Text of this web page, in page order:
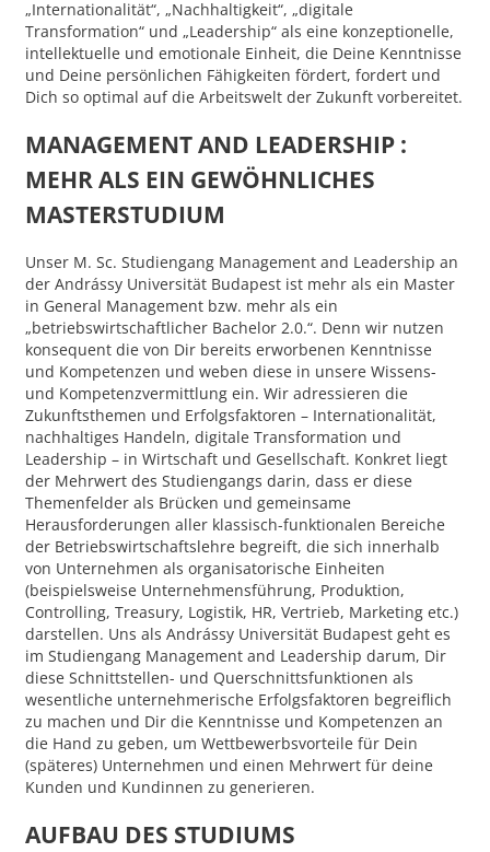
„Internationalität“, „Nachhaltigkeit“, „digitale
Transformation“ und „Leadership“ als eine konzeptionelle,
intellektuelle und emotionale Einheit, die Deine Kenntnisse
und Deine persönlichen Fähigkeiten fördert, fordert und
Dich so optimal auf die Arbeitswelt der Zukunft vorbereitet.
MANAGEMENT AND LEADERSHIP :
MEHR ALS EIN GEWÖHNLICHES
MASTERSTUDIUM
Unser M. Sc. Studiengang Management and Leadership an
der Andrássy Universität Budapest ist mehr als ein Master
in General Management bzw. mehr als ein
„betriebswirtschaftlicher Bachelor 2.0.“. Denn wir nutzen
konsequent die von Dir bereits erworbenen Kenntnisse
und Kompetenzen und weben diese in unsere Wissens-
und Kompetenzvermittlung ein. Wir adressieren die
Zukunftsthemen und Erfolgsfaktoren – Internationalität,
nachhaltiges Handeln, digitale Transformation und
Leadership – in Wirtschaft und Gesellschaft. Konkret liegt
der Mehrwert des Studiengangs darin, dass er diese
Themenfelder als Brücken und gemeinsame
Herausforderungen aller klassisch-funktionalen Bereiche
der Betriebswirtschaftslehre begreift, die sich innerhalb
von Unternehmen als organisatorische Einheiten
(beispielsweise Unternehmensführung, Produktion,
Controlling, Treasury, Logistik, HR, Vertrieb, Marketing etc.)
darstellen. Uns als Andrássy Universität Budapest geht es
im Studiengang Management and Leadership darum, Dir
diese Schnittstellen- und Querschnittsfunktionen als
wesentliche unternehmerische Erfolgsfaktoren begreiflich
zu machen und Dir die Kenntnisse und Kompetenzen an
die Hand zu geben, um Wettbewerbsvorteile für Dein
(späteres) Unternehmen und einen Mehrwert für deine
Kunden und Kundinnen zu generieren.
AUFBAU DES STUDIUMS